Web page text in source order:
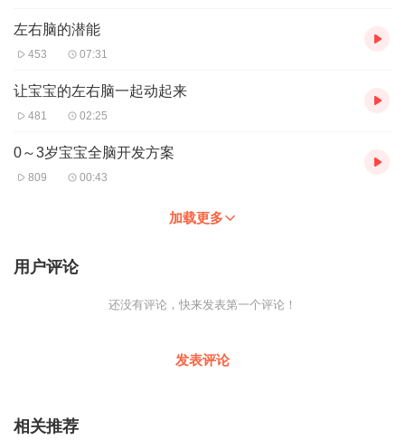
左右脑的潜能
453 07:31
让宝宝的左右脑一起动起来
481 02:25
0～3岁宝宝全脑开发方案
809 00:43
加载更多
用户评论
还没有评论，快来发表第一个评论！
发表评论
相关推荐